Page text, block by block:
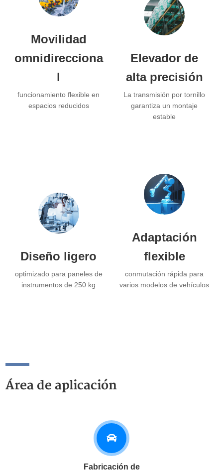
Movilidad
omnidirecciona
l
funcionamiento flexible en
espacios reducidos
Elevador de
alta precisión
La transmisión por tornillo
garantiza un montaje
estable
Diseño ligero
optimizado para paneles de
instrumentos de 250 kg
Adaptación
flexible
conmutación rápida para
varios modelos de vehículos
Área de aplicación
Fabricación de